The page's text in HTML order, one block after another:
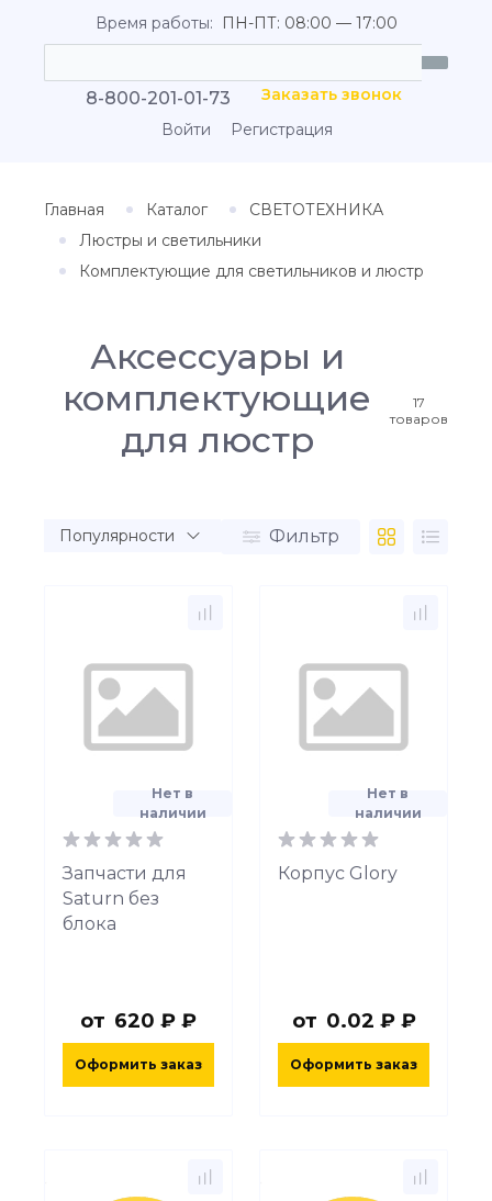
Время работы: ПН-ПТ: 08:00 — 17:00
8-800-201-01-73
Заказать звонок
Войти
Регистрация
Главная Каталог
СВЕТОТЕХНИКА
Люстры и светильники
Комплектующие для светильников и люстр
Аксессуары и
комплектующие
для люстр
17
товаров
Фильтр
Нет в
наличии
Запчасти для
Saturn без
блока
от 620 ₽ ₽
Оформить заказ
Нет в
наличии
Корпус Glory
от 0.02 ₽ ₽
Оформить заказ